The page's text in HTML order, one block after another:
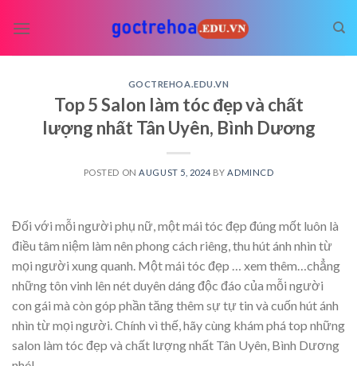
GOCTREHOA.EDU.VN
Top 5 Salon làm tóc đẹp và chất
lượng nhất Tân Uyên, Bình Dương
POSTED ON AUGUST 5, 2024 BY ADMINCD
Đối với mỗi người phụ nữ, một mái tóc đẹp đúng mốt luôn là
điều tâm niệm làm nên phong cách riêng, thu hút ánh nhìn từ
mọi người xung quanh. Một mái tóc đẹp
… xem thêm… chẳng
những tôn vinh lên nét duyên dáng độc đáo của mỗi người
con gái mà còn góp phần tăng thêm sự tự tin và cuốn hút ánh
nhìn từ mọi người. Chính vì thế, hãy cùng khám phá top những
salon làm tóc đẹp và chất lượng nhất Tân Uyên, Bình Dương